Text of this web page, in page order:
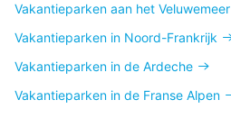
Vakantieparken aan het Veluwemeer
Vakantieparken in Noord-Frankrijk
Vakantieparken in de Ardeche
Vakantieparken in de Franse Alpen